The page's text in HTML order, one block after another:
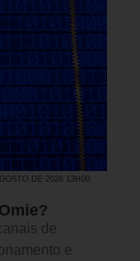
DE 2026 13H00
de
e